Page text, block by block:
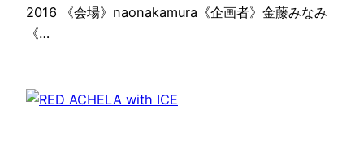
2016 《会場》naonakamura《企画者》金藤みなみ
《…